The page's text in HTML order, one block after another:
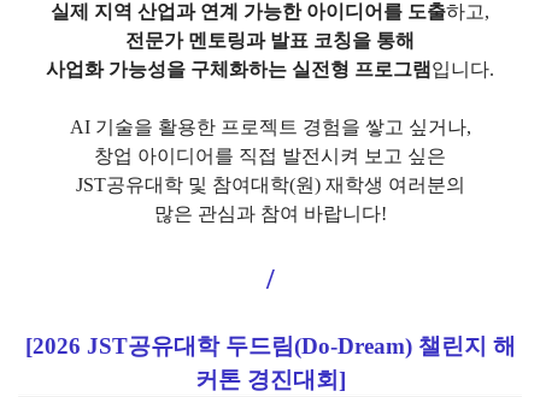
실제 지역 산업과 연계 가능한 아이디어를 도출하고,
전문가 멘토링과 발표 코칭을 통해
사업화 가능성을 구체화하는 실전형 프로그램 입니다.
AI 기술을 활용한 프로젝트 경험을 쌓고 싶거나,
창업 아이디어를 직접 발전시켜 보고 싶은
JST공유대학 및 참여대학(원) 재학생 여러분의
많은 관심과 참여 바랍니다!
/
[2026 JST공유대학 두드림(Do-Dream) 챌린지 해
커톤 경진대회]